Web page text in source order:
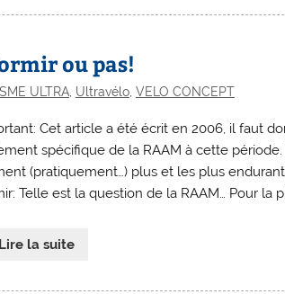
ou pas!
ULTRA, Ultravélo, VELO CONCEPT
Cet article a été écrit en 2006, il faut
spécifique de la RAAM à cette
(pratiquement…) plus et les plus
Telle est la question de la RAAM… Pour la
la suite